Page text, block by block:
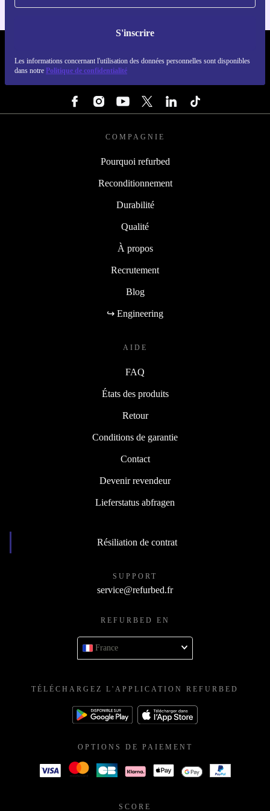
S'inscrire
Les informations concernant l'utilisation des données personnelles sont disponibles
dans notre Politique de confidentialité
COMPAGNIE
Pourquoi refurbed
Reconditionnement
Durabilité
Qualité
À propos
Recrutement
Blog
↪ Engineering
AIDE
FAQ
États des produits
Retour
Conditions de garantie
Contact
Devenir revendeur
Lieferstatus abfragen
Résiliation de contrat
SUPPORT
service@refurbed.fr
REFURBED EN
France
TÉLÉCHARGEZ L'APPLICATION REFURBED
OPTIONS DE PAIEMENT
SCORE